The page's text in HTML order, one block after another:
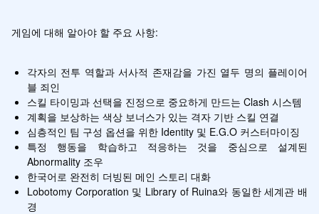
게임에 대해 알아야 할 주요 사항:
각자의 전투 역할과 서사적 존재감을 가진 열두 명의 플레이어
블 죄인
스킬 타이밍과 선택을 진정으로 중요하게 만드는 Clash 시스템
계획을 보상하는 색상 보너스가 있는 격자 기반 스킬 연결
심층적인 팀 구성 옵션을 위한 Identity 및 E.G.O 커스터마이징
특정 행동을 학습하고 적응하는 것을 중심으로 설계된
Abnormality 조우
한국어로 완전히 더빙된 메인 스토리 대화
Lobotomy Corporation 및 Library of Ruina와 동일한 세계관 배
경